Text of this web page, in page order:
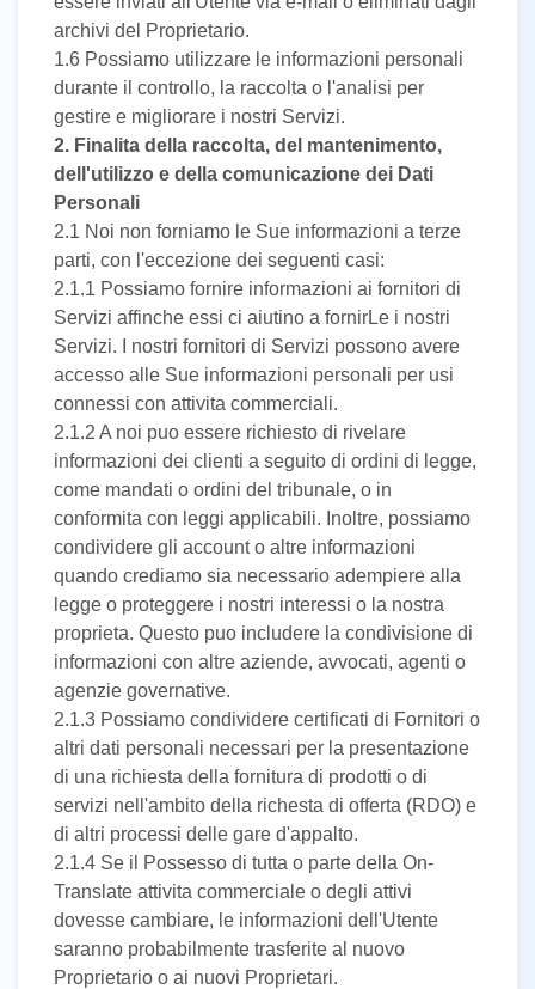
archivi del Proprietario.
1.6 Possiamo utilizzare le informazioni personali
durante il controllo, la raccolta o l'analisi per
gestire e migliorare i nostri Servizi.
2. Finalita della raccolta, del mantenimento,
dell'utilizzo e della comunicazione dei Dati
Personali
2.1 Noi non forniamo le Sue informazioni a terze
parti, con l'eccezione dei seguenti casi:
2.1.1 Possiamo fornire informazioni ai fornitori di
Servizi affinche essi ci aiutino a fornirLe i nostri
Servizi. I nostri fornitori di Servizi possono avere
accesso alle Sue informazioni personali per usi
connessi con attivita commerciali.
2.1.2 A noi puo essere richiesto di rivelare
informazioni dei clienti a seguito di ordini di legge,
come mandati o ordini del tribunale, o in
conformita con leggi applicabili. Inoltre, possiamo
condividere gli account o altre informazioni
quando crediamo sia necessario adempiere alla
legge o proteggere i nostri interessi o la nostra
proprieta. Questo puo includere la condivisione di
informazioni con altre aziende, avvocati, agenti o
agenzie governative.
2.1.3 Possiamo condividere certificati di Fornitori o
altri dati personali necessari per la presentazione
di una richiesta della fornitura di prodotti o di
servizi nell'ambito della richesta di offerta (RDO) e
di altri processi delle gare d'appalto.
2.1.4 Se il Possesso di tutta o parte della On-
Translate attivita commerciale o degli attivi
dovesse cambiare, le informazioni dell'Utente
saranno probabilmente trasferite al nuovo
Proprietario o ai nuovi Proprietari.